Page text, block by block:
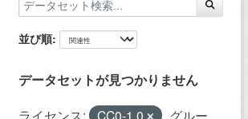
並び順
データセットが見つかりません
ライセンス: CC0-1.0
グルー